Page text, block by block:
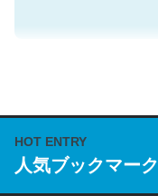
説してる記事が少な
https://
/064121
─GPTの仕組みと限界
HOT ENTRY
人気ブックマー